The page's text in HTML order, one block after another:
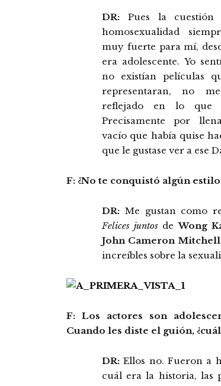
DR: Pues la
homosexualidad
muy fuerte para mí,
era adolescente. Yo
no existían películas
representaran, no
reflejado en lo que
Precisamente por
vacío que había quise
que le gustase ver a ese
F: ¿No te conquistó algún
DR: Me gustan como
Felices juntos deWong
John Cameron Mitchell
increíbles sobre la
F: Los actores son
Cuando les diste el guión,
DR: Ellos no. Fueron a
cuál era la historia, las